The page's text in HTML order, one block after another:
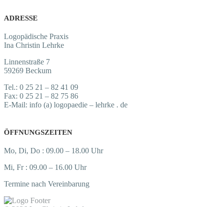
ADRESSE
Logopädische Praxis
Ina Christin Lehrke
Linnenstraße 7
59269 Beckum
Tel.: 0 25 21 – 82 41 09
Fax: 0 25 21 – 82 75 86
E-Mail: info (a) logopaedie – lehrke . de
ÖFFNUNGSZEITEN
Mo, Di, Do : 09.00 – 18.00 Uhr
Mi, Fr : 09.00 – 16.00 Uhr
Termine nach Vereinbarung